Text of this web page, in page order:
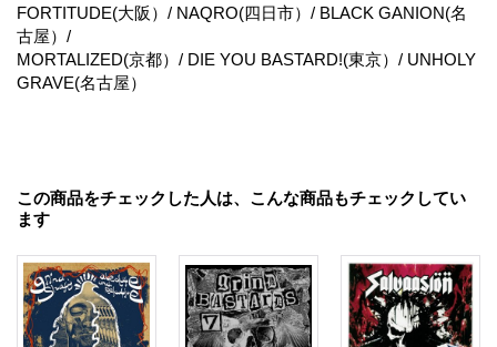
FORTITUDE(大阪）/ NAQRO(四日市）/ BLACK GANION(名
古屋）/
MORTALIZED(京都）/ DIE YOU BASTARD!(東京）/ UNHOLY
GRAVE(名古屋）
この商品をチェックした人は、こんな商品もチェックしてい
ます